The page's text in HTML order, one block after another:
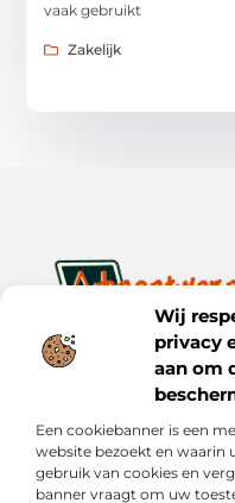
Wij
privacy
aan om
Een cookiebanner is een
website bezoekt en waarin
gebruik van cookies en
banner vraagt om uw
vaak gebruikt
Zakelijk
Ontwerp je dagelijks
Ontdek praktische tips,
Bericht categorie